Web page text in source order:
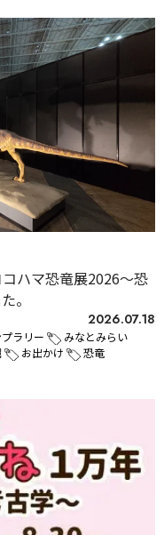
ハマ恐竜展2026～恐
。
2026.07.18
ラリー
みなとみらい
お出かけ
恐竜